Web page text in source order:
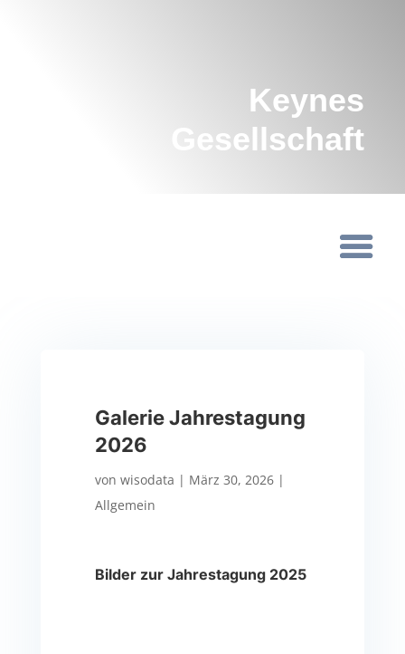
Keynes
Gesellschaft
Galerie Jahrestagung
2026
von wisodata | März 30, 2026|
Allgemein
Bilder zur Jahrestagung 2025